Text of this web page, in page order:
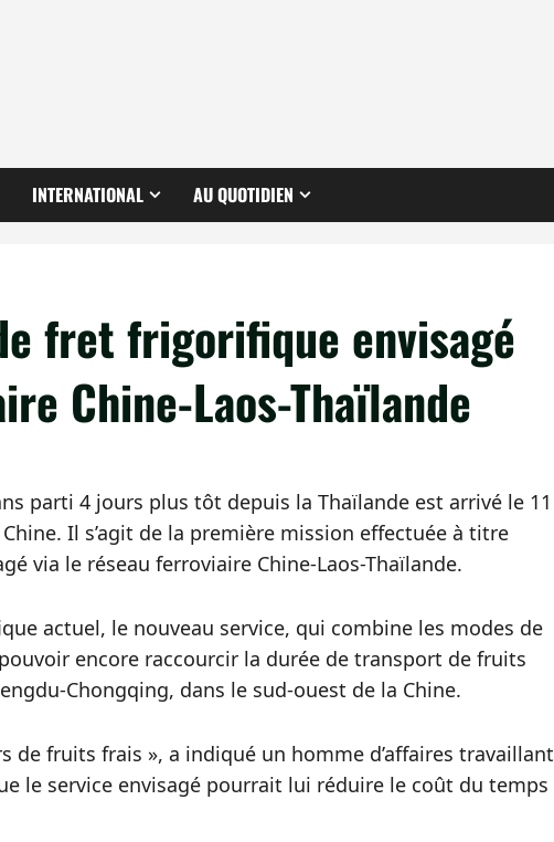
INTERNATIONAL AU QUOTIDIEN
fret frigorifique envisagé
Chine-Laos-Thaïlande
parti 4 jours plus tôt depuis la Thaïlande est arrivé le 11
Il s’agit de la première mission effectuée à titre
via le réseau ferroviaire Chine-Laos-Thaïlande.
actuel, le nouveau service, qui combine les modes de
encore raccourcir la durée de transport de fruits
Chongqing, dans le sud-ouest de la Chine.
de fruits frais », a indiqué un homme d’affaires travaillant
le service envisagé pourrait lui réduire le coût du temps